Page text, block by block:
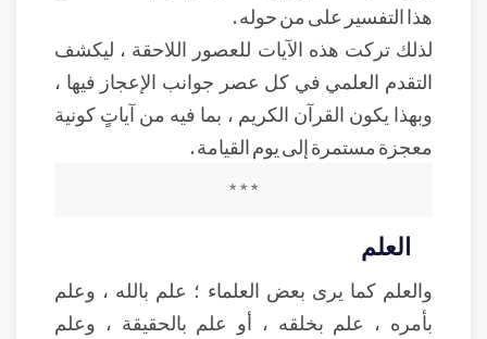
هذا التفسير على من حوله .
لذلك تركت هذه الآيات للعصور اللاحقة ، ليكشف
التقدم العلمي في كل عصر جوانب الإعجاز فيها ،
وبهذا يكون القرآن الكريم ، بما فيه من آياتٍ كونية
معجزة مستمرة إلى يوم القيامة .
* * *
العلم
والعلم كما يرى بعض العلماء ؛ علم بالله ، وعلم
بأمره ، علم بخلقه ، أو علم بالحقيقة ، وعلم